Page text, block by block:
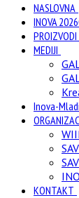
NASLOVNA
INOVA 2026
PROIZVODI
MEDIJI
Inova-Mladi
KONTAKT